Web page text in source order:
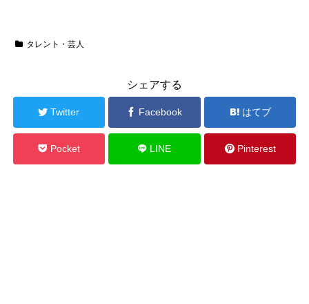
タレント・芸人
シェアする
Twitter Facebook はてブ
Pocket LINE Pinterest